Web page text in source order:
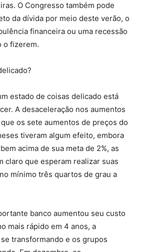
O Congresso também pode
da dívida por meio deste verão, o
financeira ou uma recessão
o fizerem.
estado de coisas delicado está
A desaceleração nos aumentos
os sete aumentos de preços do
tiveram algum efeito, embora
acima de sua meta de 2%, as
claro que esperam realizar suas
mínimo três quartos de grau a
banco aumentou seu custo
mais rápido em 4 anos, a
transformando e os grupos